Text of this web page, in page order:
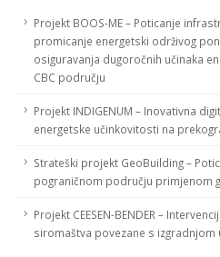
Projekt BOOS-ME – Poticanje
promicanje energetski održivog
osiguravanja dugoročnih učinaka
CBC području
Projekt INDIGENUM – Inovativna
energetske učinkovitosti na
Strateški projekt GeoBuilding –
pograničnom području primjenom
Projekt CEESEN-BENDER –
siromaštva povezane s izgradnjom